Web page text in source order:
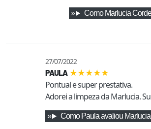
Como Marlucia
27/07/2022
PAULA ★★★★★
Pontual e super prestativa.
Adorei a limpeza da Marlucia.
Como Paulaavaliou